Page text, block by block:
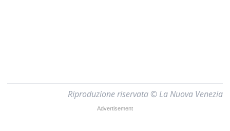
Riproduzione riservata © La Nuova Venezia